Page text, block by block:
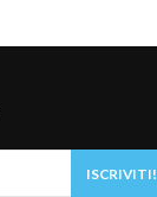
ISCRIVITI!